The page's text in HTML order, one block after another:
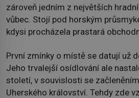
zároveň jedním z největších
vůbec. Stojí pod horským
kdysi procházela prastará
První zmínky o místě se datují už
Jeho trvalejší osídlování ale
století, v souvislosti se
Uherského království. Tehdy zde